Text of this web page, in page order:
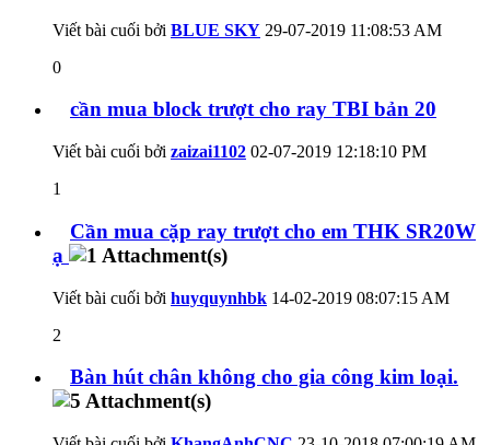
Viết bài cuối bởi BLUE SKY 29-07-2019 11:08:53 AM
0
cần mua block trượt cho ray TBI bản 20
Viết bài cuối bởi zaizai1102 02-07-2019 12:18:10 PM
1
Cần mua cặp ray trượt cho em THK SR20W
ạ
Viết bài cuối bởi huyquynhbk 14-02-2019 08:07:15 AM
2
Bàn hút chân không cho gia công kim loại.